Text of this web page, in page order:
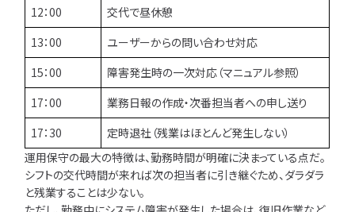
12：00
交代で昼休憩
13：00
ユーザーからの問い合わせ対応
15：00
障害発生時の一次対応（マニュアル参照）
17：00
業務日報の作成・次番担当者への申し送り
17：30
定時退社（残業はほとんど発生しない）
運用保守の最大の特徴は、勤務時間が明確に決まっている点だ。
シフトの交代時間が来れば次の担当者に引き継ぐため、ダラダラ
と残業することは少ない。